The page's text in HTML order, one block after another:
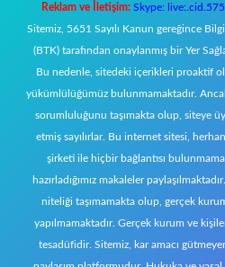
Reklam ve İletişim: Skype:
Sitemiz, 5651 Sayılı Kanun gereğince
(BTK) tarafından onaylanmış bir Yer
Bu nedenle, sitedeki içerikleri proaktif
yükümlülüğümüz bulunmamaktadır.
sorumluluğunu taşımakta olup, siteye
etmiş sayılırlar. Bu internet sitesi,
şirketi ile hiçbir bağlantısı
hazırladığımız makaleler
niteliği taşımamakta olup, gerçek
yapılmamaktadır. Gerçek kurum ve
tesadüfidir. Sitemiz, kar amacı